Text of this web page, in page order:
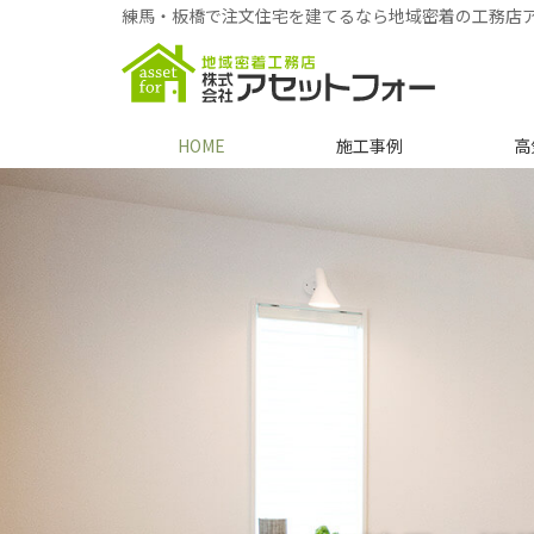
練馬・板橋で注文住宅を建てるなら地域密着の工務店
HOME 施工事例